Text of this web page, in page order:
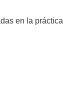
en la práctica